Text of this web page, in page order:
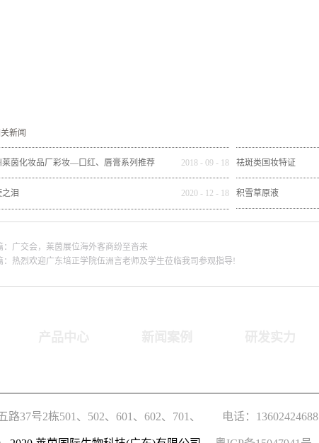
新闻
莱茵化妆品厂彩妆—口红、唇膏系列推荐 2018 - 09 - 18 祛斑类国妆特证
泪 2020 - 12 - 18 积雪草原液
广交会，莱茵展位海外客商纷至沓来
热烈欢迎广东培正学院伍洲言老师及学生莅临我司参观指导!
37号2栋501、502、601、602、701、
电话：13602424688